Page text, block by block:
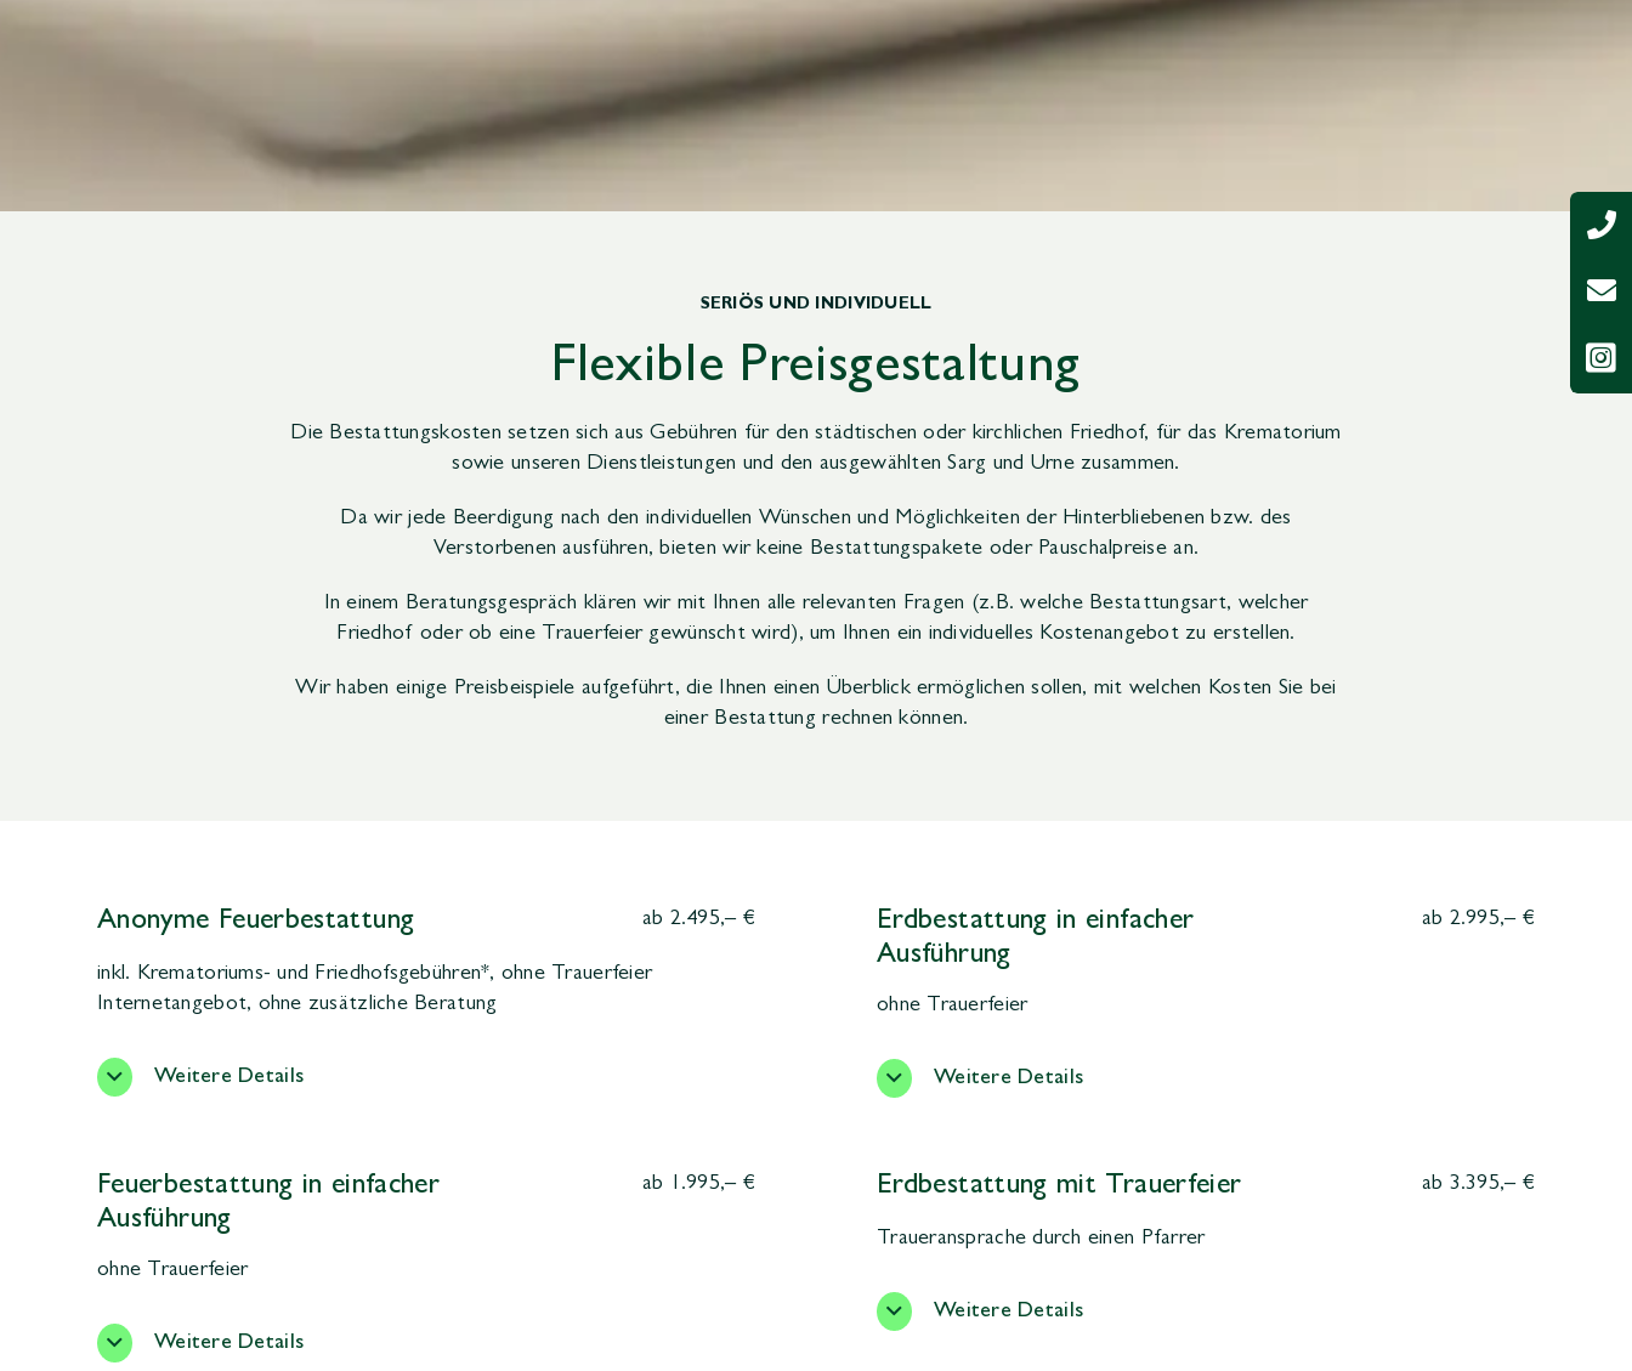
SERIÖS UND INDIVIDUELL
Flexible Preisgestaltung
Die Bestattungskosten setzen sich aus Gebühren für den städtischen oder kirchlichen Friedhof, für das Krematorium
sowie unseren Dienstleistungen und den ausgewählten Sarg und Urne zusammen.
Da wir jede Beerdigung nach den individuellen Wünschen und Möglichkeiten der Hinterbliebenen bzw. des
Verstorbenen ausführen, bieten wir keine Bestattungspakete oder Pauschalpreise an.
In einem Beratungsgespräch klären wir mit Ihnen alle relevanten Fragen (z.B. welche Bestattungsart, welcher
Friedhof oder ob eine Trauerfeier gewünscht wird), um Ihnen ein individuelles Kostenangebot zu erstellen.
Wir haben einige Preisbeispiele aufgeführt, die Ihnen einen Überblick ermöglichen sollen, mit welchen Kosten Sie bei
einer Bestattung rechnen können.
Anonyme Feuerbestattung ab 2.495,– €
inkl. Krematoriums- und Friedhofsgebühren*, ohne Trauerfeier
Internetangebot, ohne zusätzliche Beratung
Weitere Details
Erdbestattung in einfacher
Ausführung
ab 2.995,– €
ohne Trauerfeier
Weitere Details
Feuerbestattung in einfacher
Ausführung
ab 1.995,– €
ohne Trauerfeier
Weitere Details
Erdbestattung mit Trauerfeier ab 3.395,– €
Traueransprache durch einen Pfarrer
Weitere Details